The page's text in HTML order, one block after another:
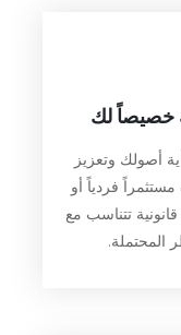
خصيصاً لك
أصولك وتعزيز
فردياً أو
تتناسب مع
المحتملة.